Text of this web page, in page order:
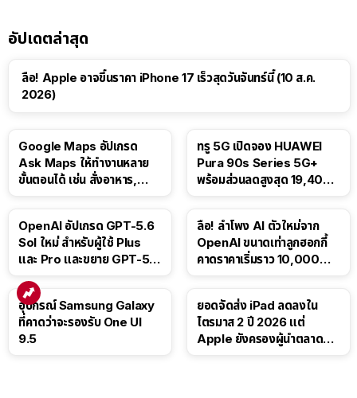
อัปเดตล่าสุด
ลือ! Apple อาจขึ้นราคา iPhone 17 เร็วสุดวันจันทร์นี้ (10 ส.ค.
2026)
Google Maps อัปเกรด
Ask Maps ให้ทำงานหลาย
ขั้นตอนได้ เช่น สั่งอาหาร,
ทรู 5G เปิดจอง HUAWEI
Pura 90s Series 5G+
พร้อมส่วนลดสูงสุด 19,400
OpenAI อัปเกรด GPT-5.6
Sol ใหม่ สำหรับผู้ใช้ Plus
และ Pro และขยาย GPT-5.6
ลือ! ลำโพง AI ตัวใหม่จาก
OpenAI ขนาดเท่าลูกฮอกกี้
คาดราคาเริ่มราว 10,000
อุปกรณ์ Samsung Galaxy
ที่คาดว่าจะรองรับ One UI
9.5
ยอดจัดส่ง iPad ลดลงใน
ไตรมาส 2 ปี 2026 แต่
Apple ยังครองผู้นำตลาด